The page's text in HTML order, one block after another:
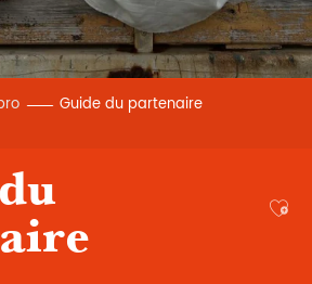
Guide du partenaire